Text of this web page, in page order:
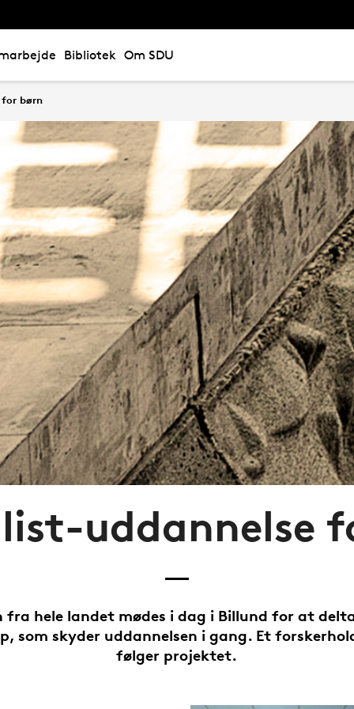
Bibliotek Om SDU
for børn
uddannelse
fra hele landet mødes i dag i Billund for at
som skyder uddannelsen i gang. Et
følger projektet.